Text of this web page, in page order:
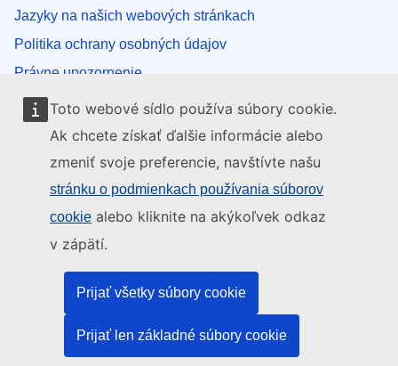
Toto webové sídlo používa súbory cookie.
Ak chcete získať ďalšie informácie alebo
zmeniť svoje preferencie, navštívte našu
stránku o podmienkach používania súborov
cookie alebo kliknite na akýkoľvek odkaz
v zápätí.
Prijať všetky súbory cookie
Prijať len základné súbory cookie
Jazyky na našich webových stránkach
Politika ochrany osobných údajov
Právne upozornenie
Súbory cookies
Inštitúcie a orgány EÚ
Vyhľadávanie všetkých inštitúcií a orgánov EÚ